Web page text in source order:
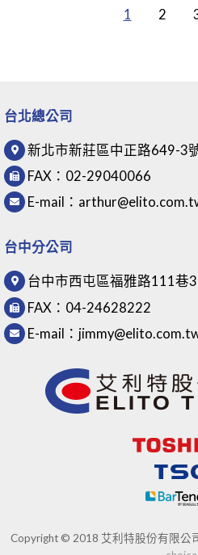
1 2
台北總公司
新北市新莊區中正路649-3
FAX： 02-29040066
E-mail：
台中分公司
台中市西屯區福雅路111巷
FAX： 04-24628222
E-mail：
Copyright © 2018 艾利特股份有限公